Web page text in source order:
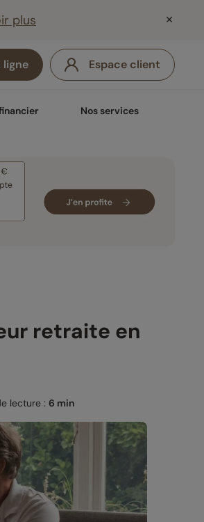
plus
ligne Espace client
Nos services
retraite en
lecture : 6 min